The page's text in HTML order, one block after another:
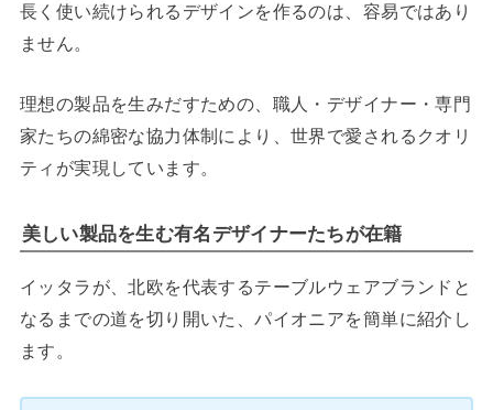
長く使い続けられるデザインを作るのは、容易ではあり
ません。
理想の製品を生みだすための、職人・デザイナー・専門
家たちの綿密な協力体制により、世界で愛されるクオリ
ティが実現しています。
美しい製品を生む有名デザイナーたちが在籍
イッタラが、北欧を代表するテーブルウェアブランドと
なるまでの道を切り開いた、パイオニアを簡単に紹介し
ます。